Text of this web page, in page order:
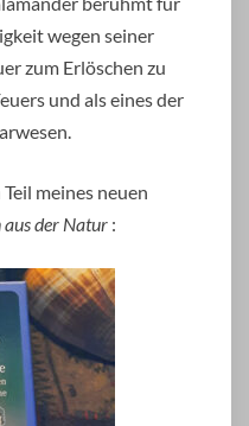
wegen seiner
zum Erlöschen zu
und als eines der
meines neuen
der Natur :